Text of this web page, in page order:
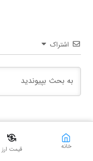
اشتراک
جدید ترین
خانه قیمت ارز